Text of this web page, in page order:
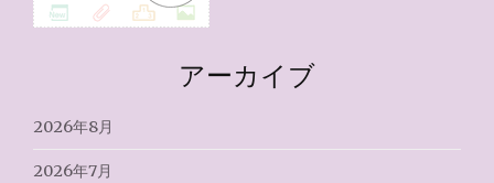
アーカイブ
2026年8月
2026年7月